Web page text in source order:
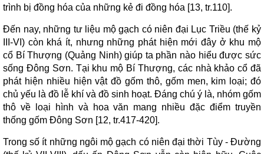
trình bị đồng hóa của những kẻ đi đồng hóa [13, tr.110].
Đến nay, những tư liệu mộ gạch có niên đại Lục Triều (thế kỷ
III-VI) còn khá ít, nhưng những phát hiện mới đây ở khu mộ
cổ Bí Thượng (Quảng Ninh) giúp ta phần nào hiểu được sức
sống Đông Sơn. Tại khu mộ Bí Thượng, các nhà khảo cổ đã
phát hiện nhiều hiện vật đồ gốm thô, gốm men, kim loại; đó
chủ yếu là đồ lễ khí và đồ sinh hoạt. Đáng chú ý là, nhóm gốm
thô về loại hình và hoa văn mang nhiều đặc điểm truyền
thống gốm Đông Sơn [12, tr.417-420].
Trong số ít những ngôi mộ gạch có niên đại thời Tùy - Đường